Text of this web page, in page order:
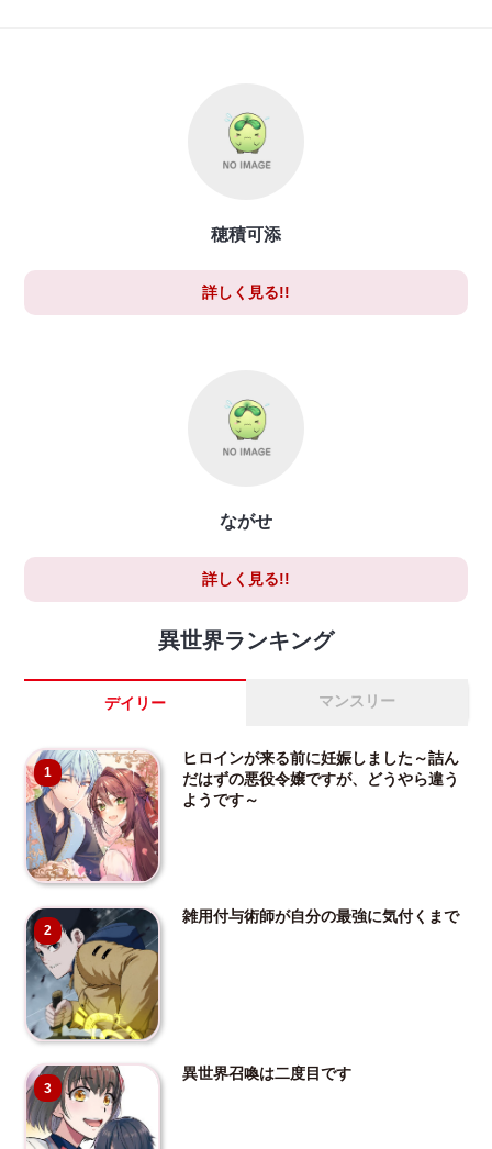
穂積可添
詳しく見る!!
ながせ
詳しく見る!!
異世界ランキング
デイリー マンスリー
1
ヒロインが来る前に妊娠しました～詰ん
だはずの悪役令嬢ですが、どうやら違う
ようです～
2
雑用付与術師が自分の最強に気付くまで
3
異世界召喚は二度目です